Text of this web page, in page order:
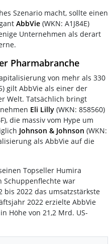
Szenario macht, sollte einen
AbbVie (WKN: A1J84E)
Unternehmen als derart
Pharmabranche
von mehr als 330
gilt AbbVie als einer der
Welt. Tatsächlich bringt
Eli Lilly (WKN: 858560)
die massiv vom Hype um
Johnson & Johnson (WKN:
als AbbVie auf die
Topseller Humira
Schuppenflechte war
2022 das umsatzstärkste
2022 erzielte AbbVie
Höhe von 21,2 Mrd. US-